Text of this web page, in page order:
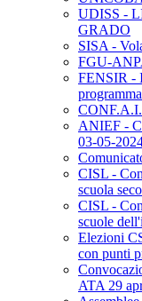
UDISS -
GRADO
SISA -
FGU-
FENSIR -
ANIEF -
03-05-
CISL -
scuola
CISL -
scuole
Elezioni
con punti
ATA 29